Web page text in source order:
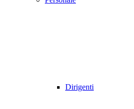
Dirigenti